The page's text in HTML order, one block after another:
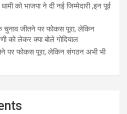
को भाजपा ने दी नई जिम्मेदारी ,इन पूर्व
चुनाव जीतने पर फोकस पूरा, लेकिन
को लेकर क्या बोले गोदियाल
पर फोकस पूरा, लेकिन संगठन अभी भी